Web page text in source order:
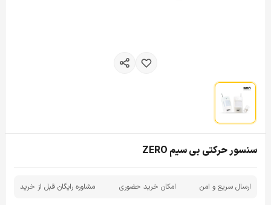
سنسور حرکتی بی سیم ZERO
ارسال سریع و امن امکان خرید حضوری مشاوره رایگان قبل از خرید